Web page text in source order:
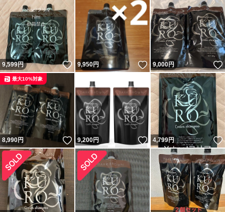
9,599円 いいね！
9,950円 いいね！
9,000円
8,990円 いいね！
最大10%対象
9,200円 いいね！
4,799円